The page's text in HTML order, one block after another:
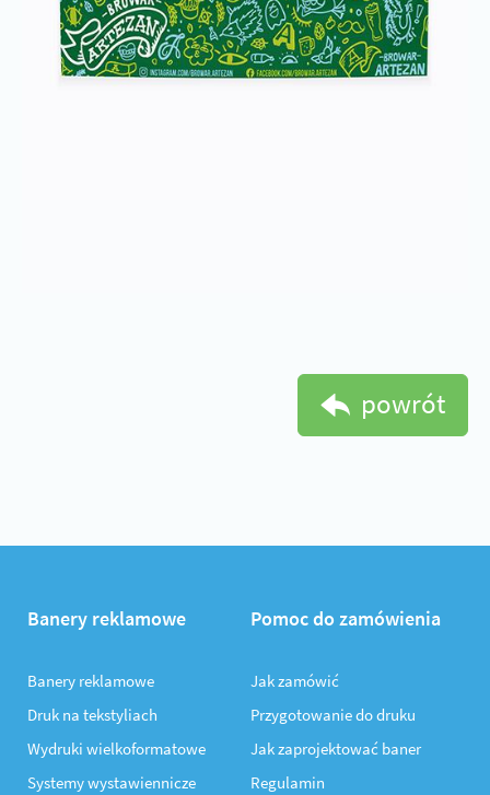
powrót
Banery reklamowe
Banery reklamowe
Druk na tekstyliach
Wydruki wielkoformatowe
Systemy wystawiennicze
Pomoc do zamówienia
Jak zamówić
Przygotowanie do druku
Jak zaprojektować baner
Regulamin